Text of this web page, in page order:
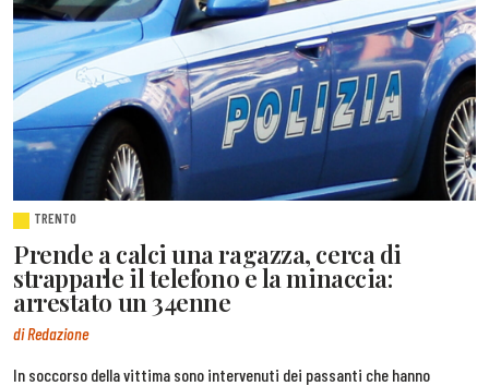
TRENTO
Prende a calci una ragazza, cerca di
strapparle il telefono e la minaccia:
arrestato un 34enne
di Redazione
In soccorso della vittima sono intervenuti dei passanti che hanno